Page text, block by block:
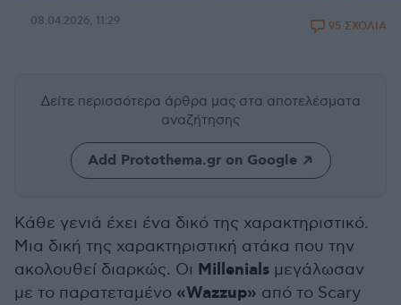
08.04.2026, 11:29 95 ΣΧΟΛΙΑ
Δείτε περισσότερα άρθρα μας στα αποτελέσματα
αναζήτησης
Add Protothema.gr on Google
Κάθε γενιά έχει ένα δικό της χαρακτηριστικό.
Μια δική της χαρακτηριστική ατάκα που την
ακολουθεί διαρκώς. Οι Millenials μεγάλωσαν
με το παρατεταμένο «Wazzup» από το Scary